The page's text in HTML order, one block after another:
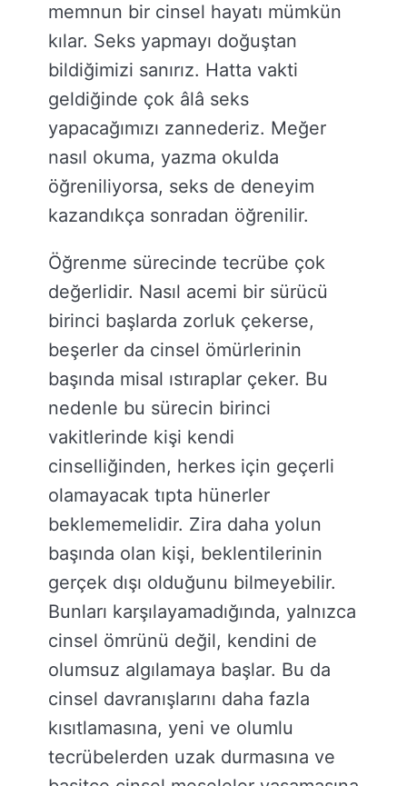
memnun bir cinsel hayatı mümkün
kılar. Seks yapmayı doğuştan
bildiğimizi sanırız. Hatta vakti
geldiğinde çok âlâ seks
yapacağımızı zannederiz. Meğer
nasıl okuma, yazma okulda
öğreniliyorsa, seks de deneyim
kazandıkça sonradan öğrenilir.
Öğrenme sürecinde tecrübe çok
değerlidir. Nasıl acemi bir sürücü
birinci başlarda zorluk çekerse,
beşerler da cinsel ömürlerinin
başında misal ıstıraplar çeker. Bu
nedenle bu sürecin birinci
vakitlerinde kişi kendi
cinselliğinden, herkes için geçerli
olamayacak tıpta hünerler
beklememelidir. Zira daha yolun
başında olan kişi, beklentilerinin
gerçek dışı olduğunu bilmeyebilir.
Bunları karşılayamadığında, yalnızca
cinsel ömrünü değil, kendini de
olumsuz algılamaya başlar. Bu da
cinsel davranışlarını daha fazla
kısıtlamasına, yeni ve olumlu
tecrübelerden uzak durmasına ve